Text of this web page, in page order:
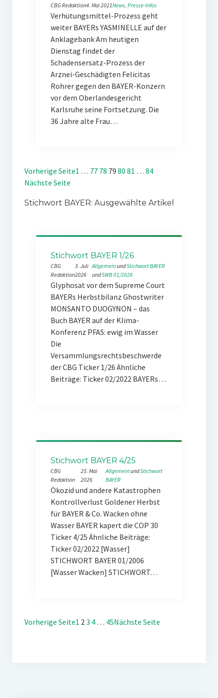
CBG Redaktion4. Mai 2021News, Presse-Infos
Verhütungsmittel-Prozess geht
weiter BAYERs YASMINELLE auf der
Anklagebank Am heutigen
Dienstag findet der
Schadensersatz-Prozess der
Arznei-Geschädigten Felicitas
Rohrer gegen den BAYER-Konzern
vor dem Oberlandesgericht
Karlsruhe seine Fortsetzung. Die
36 Jahre alte Frau…
Vorherige Seite1 … 77 78 79 80 81 … 84
Nächste Seite
Stichwort BAYER: Ausgewählte Artikel
Stichwort BAYER 1/26
CBG
Redaktion
3. Juli
2026
Allgemein und Stichwort BAYER
und SWB 01/2026
Glyphosat vor dem Supreme Court
BAYERs Herbstbilanz Ghostwriter
MONSANTO DUOGYNON – das
Buch BAYER auf der Klima-
Konferenz PFAS: ewig im Wasser
Die
Versammlungsrechtsbeschwerde
der CBG Ticker 1/26 Ähnliche
Beiträge: Ticker 02/2022 BAYERs…
Stichwort BAYER 4/25
CBG
Redaktion
25. Mai
2026
Allgemein und Stichwort
BAYER
Ökozid und andere Katastrophen
Kontrollverlust Goldener Herbst
für BAYER & Co. Wacken ohne
Wasser BAYER kapert die COP 30
Ticker 4/25 Ähnliche Beiträge:
Ticker 02/2022 [Wasser]
STICHWORT BAYER 01/2006
[Wasser Wacken] STICHWORT…
Vorherige Seite1 23 4 … 45Nächste Seite